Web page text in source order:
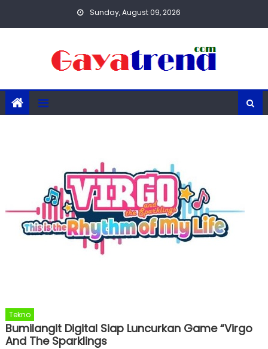
Sunday, August 09, 2026
Tekno
Bumilangit Digital Siap Luncurkan Game “Virgo
And The Sparklings